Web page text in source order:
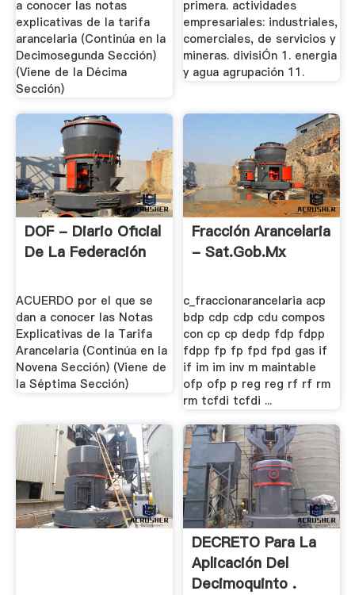
a conocer las notas
explicativas de la tarifa
arancelaria (Continúa en la
Decimosegunda Sección)
(Viene de la Décima
Sección)
primera. actividades
empresariales: industriales,
comerciales, de servicios y
mineras. divisiÓn 1. energia
y agua agrupación 11.
DOF - Diario Oficial
De La Federación
ACUERDO por el que se
dan a conocer las Notas
Explicativas de la Tarifa
Arancelaria (Continúa en la
Novena Sección) (Viene de
la Séptima Sección)
Fracción Arancelaria
- Sat.gob.mx
c_fraccionarancelaria acp
bdp cdp cdp cdu compos
con cp cp dedp fdp fdpp
fdpp fp fp fpd fpd gas if
if im im inv m maintable
ofp ofp p reg reg rf rf rm
rm tcfdi tcfdi ...
DECRETO Para La
Aplicación Del
Decimoquinto .